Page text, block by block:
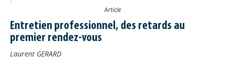
Article
Entretien professionnel, des retards au
premier rendez-vous
Laurent GERARD